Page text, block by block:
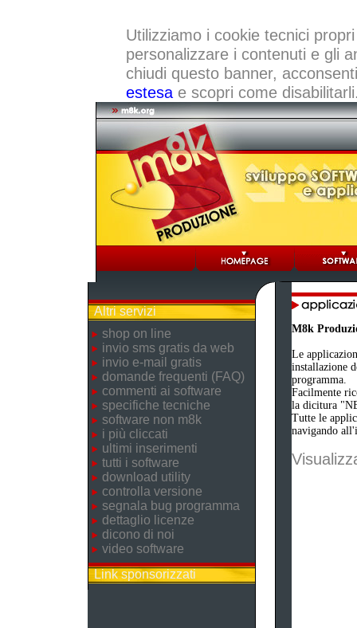
Utilizziamo i cookie tecnici
personalizzare i contenuti e gli
chiudi questo banner,
estesae scopri come
Altri servizi
shop on line
invio sms gratis da web
invio e-mail gratis
domande frequenti (FAQ)
commenti ai software
specifiche tecniche
software non m8k
i più cliccati
ultimi inserimenti
tutti i software
download utility
controlla versione
segnala bug programma
dettaglio licenze
dicono di noi
video software
Link sponsorizzati
M8k
Le
installazione
programma.
Facilmente
la dicitura
Tutte le
navigando